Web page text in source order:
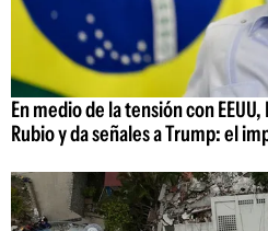
En medio de la tensión con
Rubio y da señales a Trump: el